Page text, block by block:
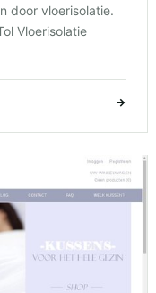
door vloerisolatie.
Vloerisolatie
→